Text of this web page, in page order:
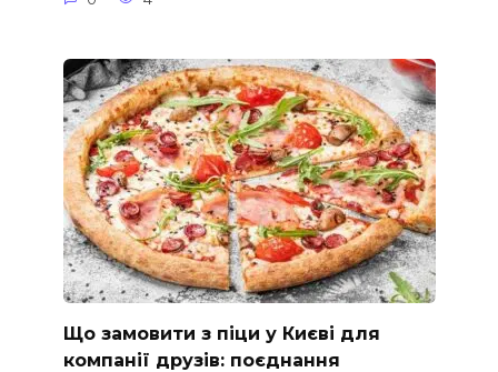
Що замовити з піци у Києві для
компанії друзів: поєднання